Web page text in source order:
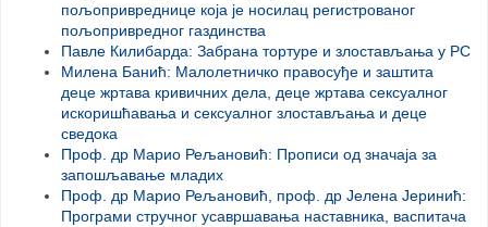
пољопривреднице која је носилац регистрованог
пољопривредног газдинства
Павле Килибарда: Забрана тортуре и злостављања у РС
Милена Банић: Малолетничко правосуђе и заштита
деце жртава кривичних дела, деце жртава сексуалног
искоришћавања и сексуалног злостављања и деце
сведока
Проф. др Марио Рељановић: Прописи од значаја за
запошљавање младих
Проф. др Марио Рељановић, проф. др Јелена Јеринић:
Програми стручног усавршавања наставника, васпитача